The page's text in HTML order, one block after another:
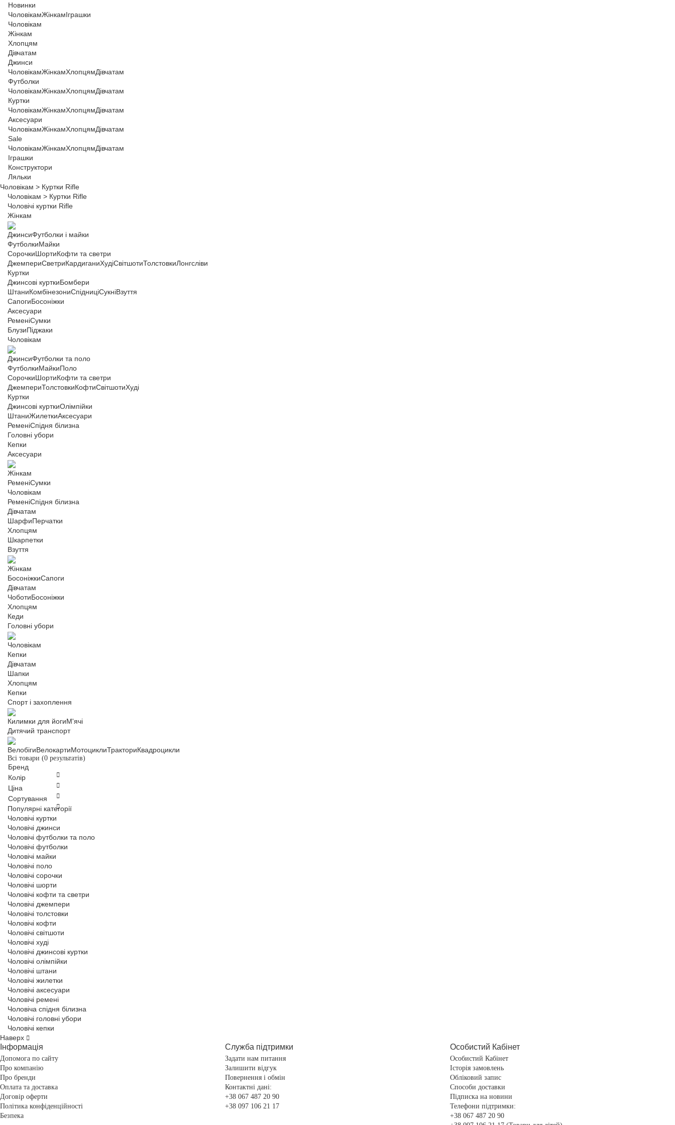
Новинки
ЧоловікамЖінкамІграшки
Чоловікам
Жінкам
Хлопцям
Дівчатам
Джинси
ЧоловікамЖінкамХлопцямДівчатам
Футболки
ЧоловікамЖінкамХлопцямДівчатам
Куртки
ЧоловікамЖінкамХлопцямДівчатам
Аксесуари
ЧоловікамЖінкамХлопцямДівчатам
Sale
ЧоловікамЖінкамХлопцямДівчатам
Іграшки
Конструктори
Ляльки
Чоловікам > Куртки Rifle
Чоловікам > Куртки Rifle
Чоловічі куртки Rifle
Жінкам
ДжинсиФутболки і майки
ФутболкиМайки
СорочкиШортиКофти та светри
ДжемпериСветриКардиганиХудіСвітшотиТолстовкиЛонгсліви
Куртки
Джинсові курткиБомбери
ШтаниКомбінезониСпідниціСукніВзуття
СапогиБосоніжки
Аксесуари
РеменіСумки
БлузиПіджаки
Чоловікам
ДжинсиФутболки та поло
ФутболкиМайкиПоло
СорочкиШортиКофти та светри
ДжемпериТолстовкиКофтиСвітшотиХуді
Куртки
Джинсові курткиОлімпійки
ШтаниЖилеткиАксесуари
РеменіСпідня білизна
Головні убори
Кепки
Аксесуари
Жінкам
РеменіСумки
Чоловікам
РеменіСпідня білизна
Дівчатам
ШарфиПерчатки
Хлопцям
Шкарпетки
Взуття
Жінкам
БосоніжкиСапоги
Дівчатам
ЧоботиБосоніжки
Хлопцям
Кеди
Головні убори
Чоловікам
Кепки
Дівчатам
Шапки
Хлопцям
Кепки
Спорт і захоплення
Килимки для йогиМ'ячі
Дитячий транспорт
ВелобігиВелокартиМотоциклиТракториКвадроцикли
Всі товари (0 результатів)
Бренд
Колір
Ціна
Сортування
Популярні категорії
Чоловічі куртки
Чоловічі джинси
Чоловічі футболки та поло
Чоловічі футболки
Чоловічі майки
Чоловічі поло
Чоловічі сорочки
Чоловічі шорти
Чоловічі кофти та светри
Чоловічі джемпери
Чоловічі толстовки
Чоловічі кофти
Чоловічі світшоти
Чоловічі худі
Чоловічі джинсові куртки
Чоловічі олімпійки
Чоловічі штани
Чоловічі жилетки
Чоловічі аксесуари
Чоловічі ремені
Чоловіча спідня білизна
Чоловічі головні убори
Чоловічі кепки
Наверх
Інформація
Допомога по сайту
Про компанію
Про бренди
Оплата та доставка
Договір оферти
Політика конфіденційності
Безпека
Служба підтримки
Задати нам питання
Залишити відгук
Повернення і обмін
Контактні дані:
+38 067 487 20 90
+38 097 106 21 17
Особистий Кабінет
Особистий Кабінет
Історія замовлень
Обліковий запис
Способи доставки
Підписка на новини
Телефони підтримки:
+38 067 487 20 90